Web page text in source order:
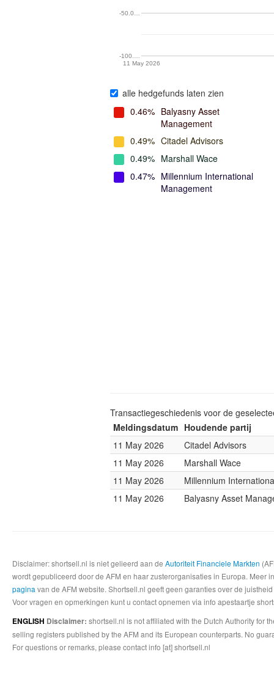
11 May 2026
-100.…
-50.0…
alle hedgefunds laten zien
0.46% Balyasny Asset
Management
0.49% Citadel Advisors
0.49% Marshall Wace
0.47% Millennium International
Management
Transactiegeschiedenis voor de
Meldingsdatum Houdende partij
11 May 2026
Citadel Advisors
11 May 2026
Marshall Wace
11 May 2026
Millennium
11 May 2026
Balyasny Asset
Disclaimer: shortsell.nl is niet gelieerd aan de Autoriteit Financiele Markten
wordt gepubliceerd door de AFM en haar zusterorganisaties in Europa.
pagina van de AFM website. Shortsell.nl geeft geen garanties over de
Voor vragen en opmerkingen kunt u contact opnemen via info apestaartje
ENGLISH Disclaimer: shortsell.nl is not affiliated with the Dutch Authority for
selling registers published by the AFM and its European counterparts. No
For questions or remarks, please contact info [at] shortsell.nl